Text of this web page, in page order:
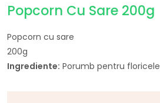
Popcorn Cu Sare 200g
Popcorn cu sare
200g
Ingrediente: Porumb pentru